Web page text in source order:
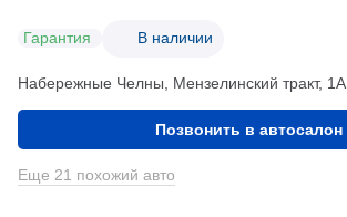
Гарантия В наличии
Набережные Челны, Мензелинский тракт, 1А
Позвонить в автосалон
Еще 21 похожий авто